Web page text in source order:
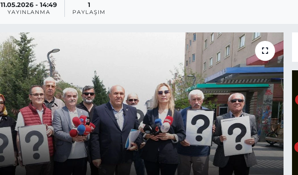
11.05.2026 - 14:49
YAYINLANMA
1
PAYLAŞIM